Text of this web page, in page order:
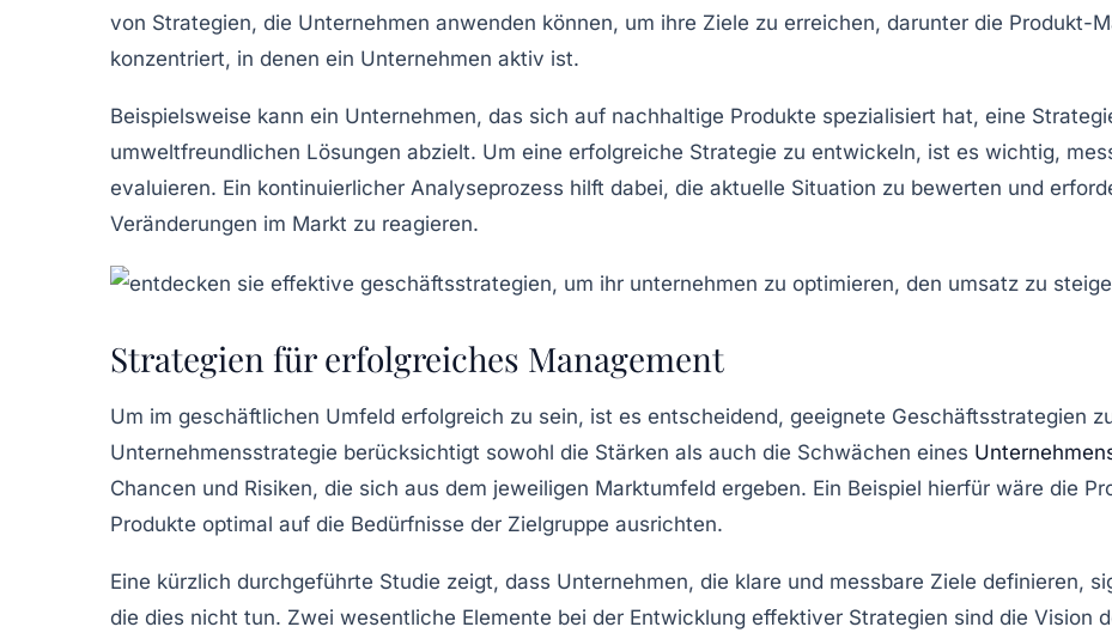
von Strategien, die Unternehmen anwenden können, um ihre Ziele zu erreichen, darunter die Produkt-
konzentriert, in denen ein Unternehmen aktiv ist.
Beispielsweise kann ein Unternehmen, das sich auf nachhaltige Produkte spezialisiert hat, eine
umweltfreundlichen Lösungen abzielt. Um eine erfolgreiche Strategie zu entwickeln, ist es wichtig,
evaluieren. Ein kontinuierlicher Analyseprozess hilft dabei, die aktuelle Situation zu bewerten und
Veränderungen im Markt zu reagieren.
Strategien für erfolgreiches Management
Um im geschäftlichen Umfeld erfolgreich zu sein, ist es entscheidend, geeignete Geschäftsstrategien
Unternehmensstrategie berücksichtigt sowohl die Stärken als auch die Schwächen eines
Chancen und Risiken, die sich aus dem jeweiligen Marktumfeld ergeben. Ein Beispiel hierfür wäre die
Produkte optimal auf die Bedürfnisse der Zielgruppe ausrichten.
Eine kürzlich durchgeführte Studie zeigt, dass Unternehmen, die klare und messbare Ziele definieren,
die dies nicht tun. Zwei wesentliche Elemente bei der Entwicklung effektiver Strategien sind die Vision